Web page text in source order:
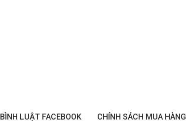
BÌNH LUẬT FACEBOOK CHÍNH SÁCH MUA HÀNG